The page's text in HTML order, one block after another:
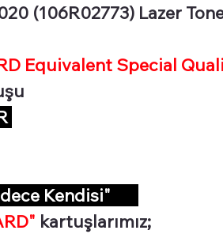
(106R02773) Lazer
Equivalent Special
Kendisi"
kartuşlarımız;